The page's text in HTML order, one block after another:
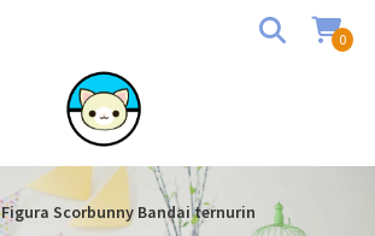
0
Figura Scorbunny Bandai ternurin